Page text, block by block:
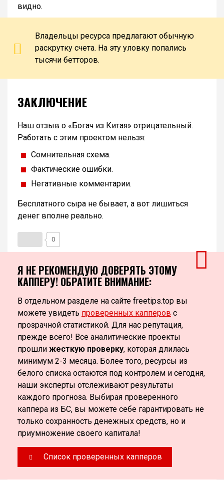
видно.
Владельцы ресурса предлагают обычную
раскрутку счета. На эту уловку попались
тысячи бетторов.
ЗАКЛЮЧЕНИЕ
Наш отзыв о «Богач из Китая» отрицательный.
Работать с этим проектом нельзя:
Сомнительная схема.
Фактические ошибки.
Негативные комментарии.
Бесплатного сыра не бывает, а вот лишиться
денег вполне реально.
0
Я НЕ РЕКОМЕНДУЮ ДОВЕРЯТЬ ЭТОМУ
КАППЕРУ! ОБРАТИТЕ ВНИМАНИЕ:
В отдельном разделе на сайте freetips.top вы
можете увидеть проверенных капперов с
прозрачной статистикой. Для нас репутация,
прежде всего! Все аналитические проекты
прошли жесткую проверку, которая длилась
минимум 2-3 месяца. Более того, ресурсы из
белого списка остаются под контролем и сегодня,
наши эксперты отслеживают результаты
каждого прогноза. Выбирая проверенного
каппера из БС, вы можете себе гарантировать не
только сохранность денежных средств, но и
приумножение своего капитала!
Список проверенных капперов